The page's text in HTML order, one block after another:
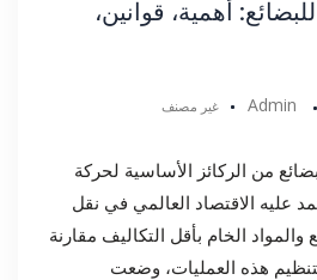
أهمية، قوانين،
Admin غير مصنف
من الركائز الأساسية لحركة
عليه الاقتصاد العالمي في نقل
الخام بأقل التكاليف مقارنة
هذه العمليات، وضعت